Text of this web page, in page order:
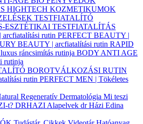
HIGHTECH KOZMETIKUMOK
TESTFIATALÍTÓ
ESZTÉTIKAI TESTFIATALÍTÁS
rutin PERFECT BEAUTY |
BEAUTY | arcfiatalítási rutin RAPID
ráncsimítás rutinja BODY ANTI AGE
rutinja
BOROTVÁLKOZÁSI RUTIN
rutin PERFECT MEN | Tökéletes
Regeneratív Dermatológia Mi teszi
t? DRHAZI Alapelvek dr Házi Edina